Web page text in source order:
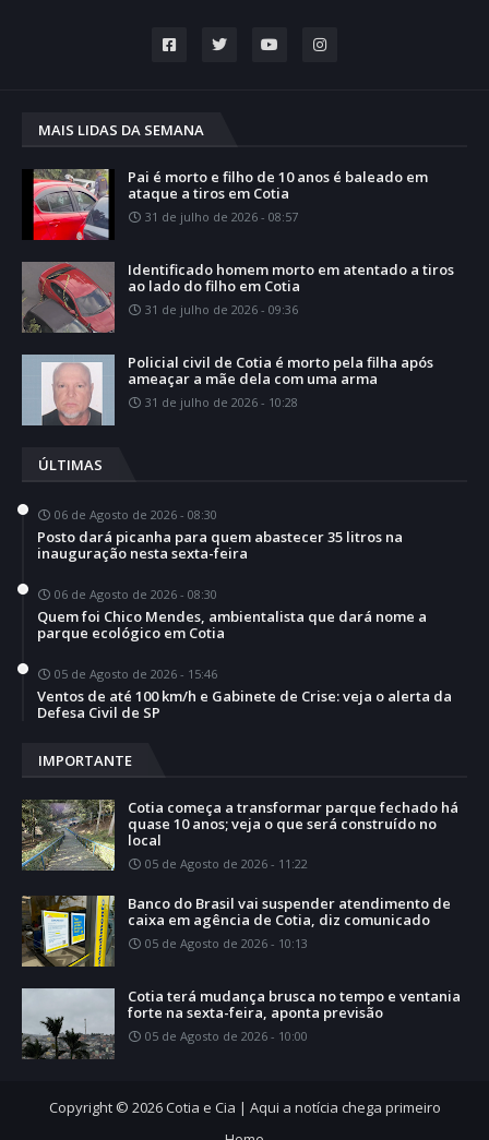
MAIS LIDAS DA SEMANA
Pai é morto e filho de 10 anos é baleado em
ataque a tiros em Cotia
31 de julho de 2026 - 08:57
Identificado homem morto em atentado a tiros
ao lado do filho em Cotia
31 de julho de 2026 - 09:36
Policial civil de Cotia é morto pela filha após
ameaçar a mãe dela com uma arma
31 de julho de 2026 - 10:28
ÚLTIMAS
06 de Agosto de 2026 - 08:30
Posto dará picanha para quem abastecer 35 litros na
inauguração nesta sexta-feira
06 de Agosto de 2026 - 08:30
Quem foi Chico Mendes, ambientalista que dará nome a
parque ecológico em Cotia
05 de Agosto de 2026 - 15:46
Ventos de até 100 km/h e Gabinete de Crise: veja o alerta da
Defesa Civil de SP
IMPORTANTE
Cotia começa a transformar parque fechado há
quase 10 anos; veja o que será construído no
local
05 de Agosto de 2026 - 11:22
Banco do Brasil vai suspender atendimento de
caixa em agência de Cotia, diz comunicado
05 de Agosto de 2026 - 10:13
Cotia terá mudança brusca no tempo e ventania
forte na sexta-feira, aponta previsão
05 de Agosto de 2026 - 10:00
Copyright © 2026Cotia e Cia | Aqui a notícia chega primeiro